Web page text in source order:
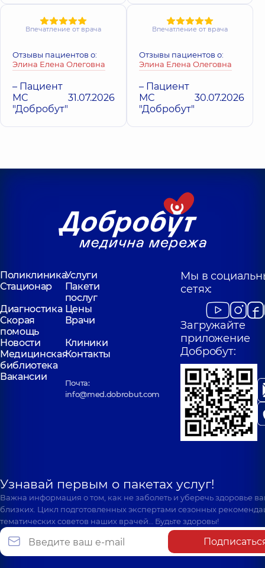
Впечатление от врача
Отзывы пациентов о:
Элина Елена Олеговна
– Пациент
МС
"Добробут"
31.07.2026
Впечатление от врача
Отзывы пациентов о:
Элина Елена Олеговна
– Пациент
МС
"Добробут"
30.07.2026
ПоликлиникаУслуги
Стационар
Пакети
послуг
Диагностика Цены
Скорая
помощь
Врачи
Новости
Клиники
Медицинская
библиотека
Контакты
Вакансии
Почта:
info@med.dobrobut.com
Мы в
сетях:
Загружайте
приложение
Добробут:
Узнавай первым о пакетах услуг!
Важна информация о том, как не заболеть и уберечь здоровье
близких. Цикл подготовленных экспертами сезонных
тематических советов наших врачей… Будьте здоровы!